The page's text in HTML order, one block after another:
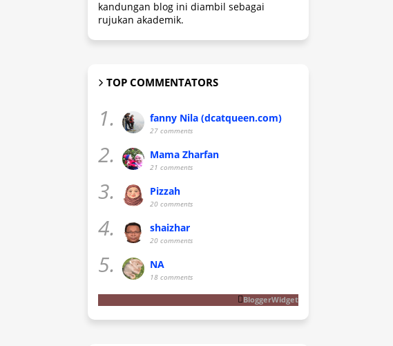
kandungan blog ini diambil sebagai
rujukan akademik.
TOP COMMENTATORS
1. fanny Nila (dcatqueen.com)
27 comments
2. Mama Zharfan
21 comments
3. Pizzah
20 comments
4. shaizhar
20 comments
5. NA
18 comments
BloggerWidget